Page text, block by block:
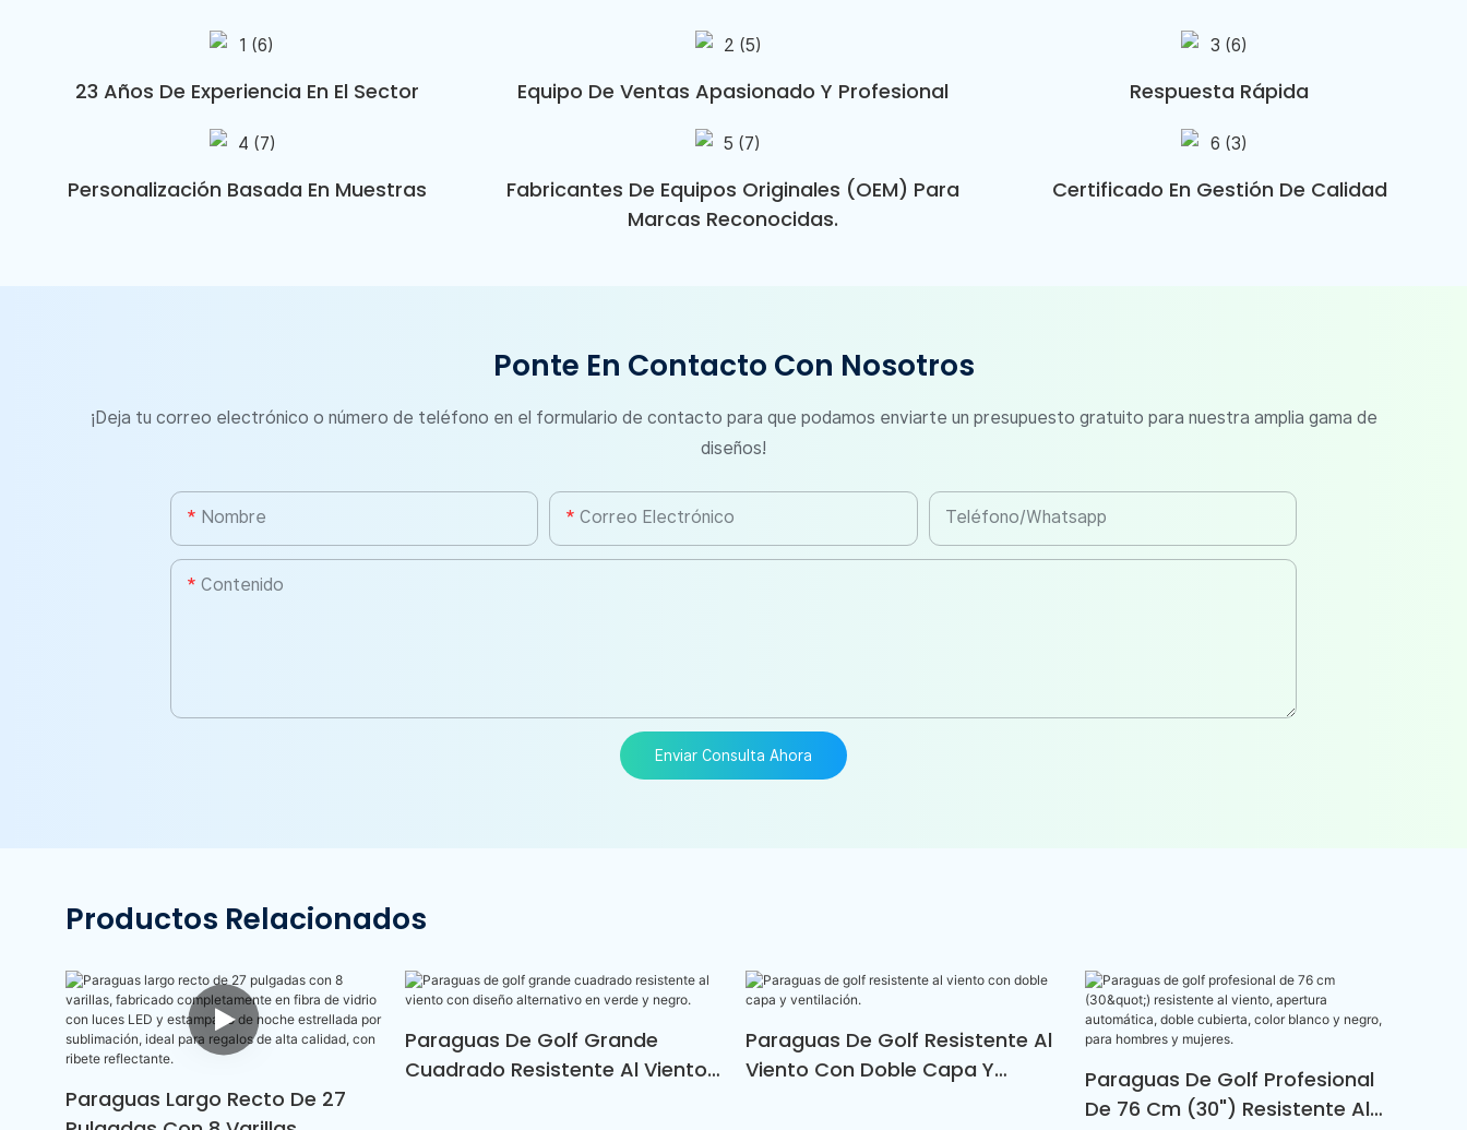
23 Años De Experiencia En El Sector Equipo De Ventas Apasionado Y Profesional Respuesta Rápida
Personalización Basada En Muestras
Fabricantes De Equipos Originales (OEM) Para
Marcas Reconocidas.
Certificado En Gestión De Calidad
Ponte En Contacto Con Nosotros
¡Deja tu correo electrónico o número de teléfono en el formulario de contacto para que podamos enviarte un presupuesto gratuito para nuestra amplia gama de
diseños!
Nombre Correo Electrónico Teléfono/whatsapp
Contenido
Enviar Consulta Ahora
Productos Relacionados
Paraguas Largo Recto De 27
Paraguas De Golf Grande
Cuadrado Resistente Al Viento
Paraguas De Golf Resistente Al
Viento Con Doble Capa Y
Paraguas De Golf Profesional
De 76 Cm (30") Resistente Al